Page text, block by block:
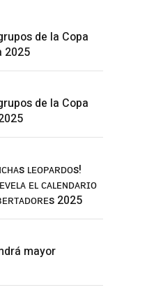
de la Copa
2025
de la Copa
ʟᴇᴏᴘᴀʀᴅᴏs!
ᴇʟ ᴄᴀʟᴇɴᴅᴀʀɪᴏ
2025
mayor